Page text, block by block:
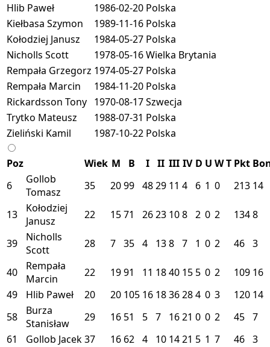
Hlib Paweł
1986-02-20 Polska
Kiełbasa Szymon
1989-11-16 Polska
Kołodziej Janusz
1984-05-27 Polska
Nicholls Scott
1978-05-16Wielka Brytania
Rempała Grzegorz 1974-05-27 Polska
Rempała Marcin
1984-11-20 Polska
Rickardsson Tony 1970-08-17Szwecja
Trytko Mateusz
1988-07-31 Polska
Zieliński Kamil
1987-10-22 Polska
Poz Wiek M B I II III IV D U WT Pkt
6
Gollob
Tomasz
35 2099 4829 11 4 6 1 0 213 14
13
Kołodziej
Janusz
22 1571 2623 108 2 0 2 1348
39
Nicholls
Scott
28 7 35 4 138 7 1 0 2 46 3
40
Rempała
Marcin
22 1991 11 1840 15 5 0 2 109 16
49
Hlib Paweł 20 20 105 16 1836284 0 3 120 14
58
Burza
Stanisław
29 16 51 5 7 1621 0 0 2 45 7
61
Gollob Jacek37 16 62 4 10 1421 5 1 7 46 3